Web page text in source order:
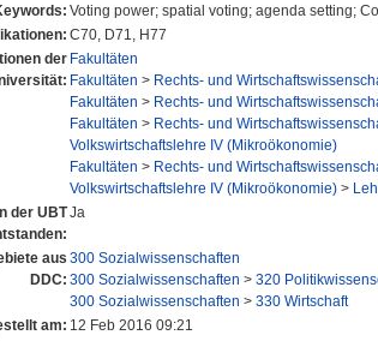
Voting power; spatial voting; agenda setting;
C70, D71, H77
der Fakultäten
Fakultäten > Rechts- und
Fakultäten > Rechts- und
Fakultäten > Rechts- und
Volkswirtschaftslehre IV (Mikroökonomie)
Fakultäten > Rechts- und
Volkswirtschaftslehre IV (Mikroökonomie) >
der UBTJa
aus
DDC:
300 Sozialwissenschaften
300 Sozialwissenschaften > 320
300 Sozialwissenschaften > 330 Wirtschaft
am: 12 Feb 2016 09:21